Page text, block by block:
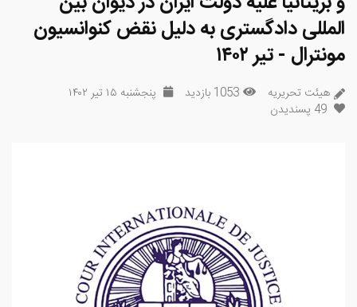
المللی دادگستری به دلیل نقض کنوانسیون
مونترال - تیر ۱۴۰۲
هیئت تحریریه 1053 بازدید
پنجشنبه ۱۵ تیر ۱۴۰۲
49 پسندیدن